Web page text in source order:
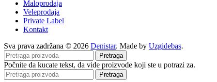
Maloprodaja
Veleprodaja
Private Label
Kontakt
Sva prava zadržana © 2026 Denistar. Made by Uzgidebas.
Pretraga
Počnite da kucate tekst, da vide proizvode koji ste u potrazi za.
Pretraga